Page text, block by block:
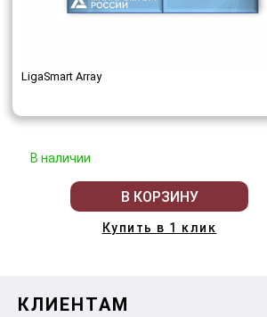
LigaSmart Array
В наличии
В КОРЗИНУ
Купить в 1 клик
КЛИЕНТАМ